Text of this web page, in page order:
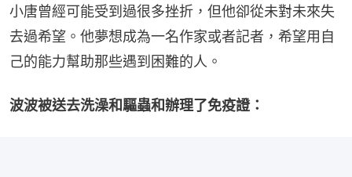
小唐曾經可能受到過很多挫折，但他卻從未對未來失
去過希望。他夢想成為一名作家或者記者，希望用自
己的能力幫助那些遇到困難的人。
波波被送去洗澡和驅蟲和辦理了免疫證：